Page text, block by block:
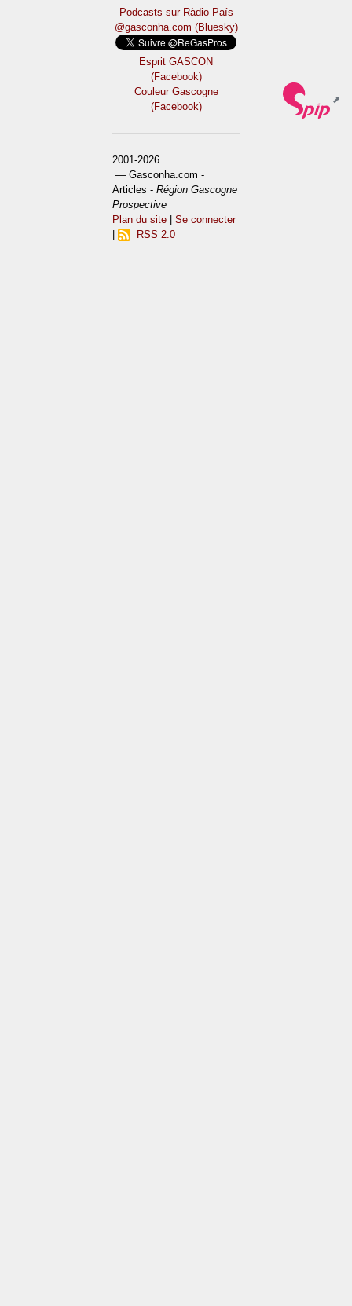
Podcasts sur Ràdio País
@gasconha.com (Bluesky)
Esprit GASCON
(Facebook)
Couleur Gascogne
(Facebook)
2001-2026
— Gasconha.com -
Articles -Région Gascogne
Prospective
Plan du site |Se connecter
RSS 2.0